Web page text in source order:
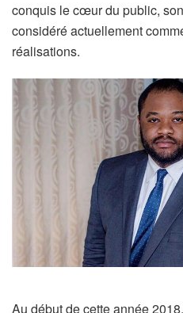
conquis le cœur du public,
considéré actuellement
réalisations.
Au début de cette année